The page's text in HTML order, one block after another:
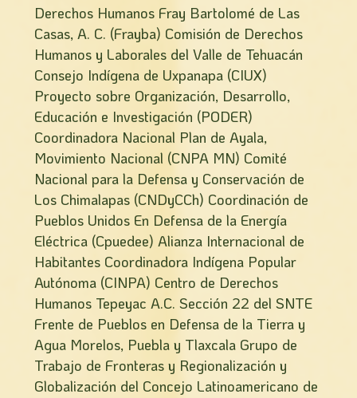
Derechos Humanos Fray Bartolomé de Las
Casas, A. C. (Frayba) Comisión de Derechos
Humanos y Laborales del Valle de Tehuacán
Consejo Indígena de Uxpanapa (CIUX)
Proyecto sobre Organización, Desarrollo,
Educación e Investigación (PODER)
Coordinadora Nacional Plan de Ayala,
Movimiento Nacional (CNPA MN) Comité
Nacional para la Defensa y Conservación de
Los Chimalapas (CNDyCCh) Coordinación de
Pueblos Unidos En Defensa de la Energía
Eléctrica (Cpuedee) Alianza Internacional de
Habitantes Coordinadora Indígena Popular
Autónoma (CINPA) Centro de Derechos
Humanos Tepeyac A.C. Sección 22 del SNTE
Frente de Pueblos en Defensa de la Tierra y
Agua Morelos, Puebla y Tlaxcala Grupo de
Trabajo de Fronteras y Regionalización y
Globalización del Concejo Latinoamericano de